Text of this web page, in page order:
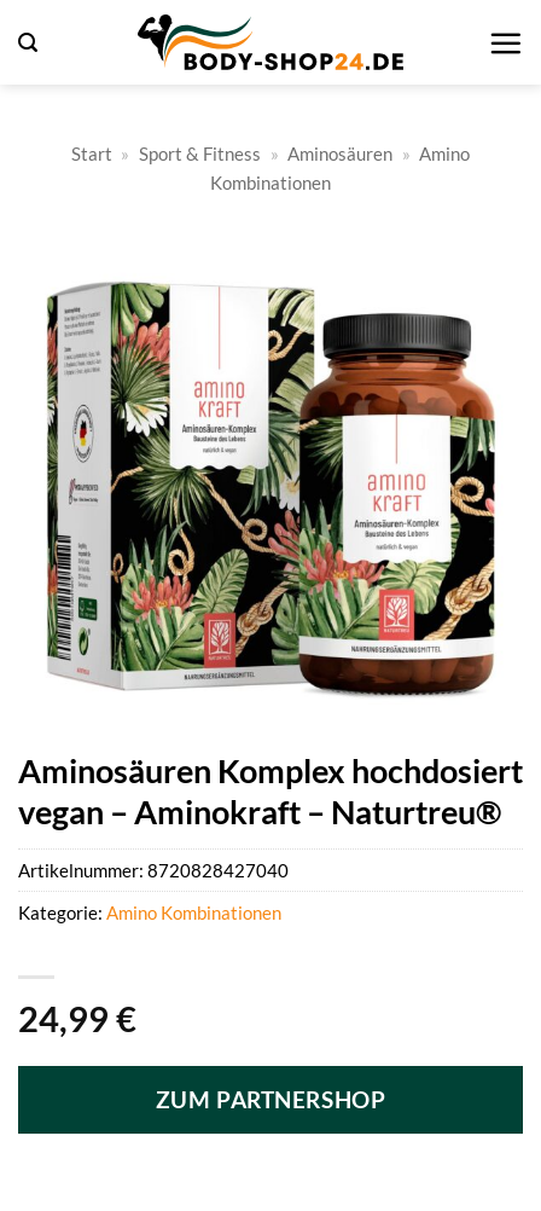
Inhalt
Start » Sport & Fitness » Aminosäuren » Amino
Kombinationen
Aminosäuren Komplex hochdosiert
vegan – Aminokraft – Naturtreu®
24,99 €
ZUM PARTNERSHOP
Artikelnummer: 8720828427040
Kategorie: Amino Kombinationen